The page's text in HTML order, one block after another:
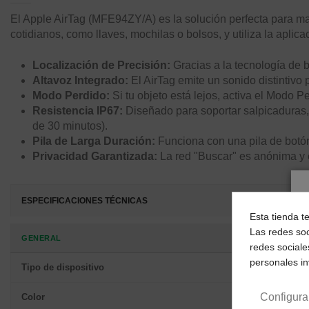
El Apple AirTag (MFE94ZY/A) es la solución perfecta para
cotidianos, como llaves, mochilas o bolsos, y utiliza la
Localización de Precisión: Gracias a la tecnología de
Altavoz Integrado: El AirTag emite un sonido distintivo
Modo Perdido: Si tu objeto está lejos, activa el Modo
Resistencia IP67: Diseñado para soportar
de 30 minutos).
Pila de Larga Duración: Funciona con una pila de
Privacidad Garantizada: La red "Buscar" es anónima
ESPECIFICACIONES TÉCNICAS
GENERAL
Tipo de dispositivo
Color
Esta tienda
Las redes
redes
personales